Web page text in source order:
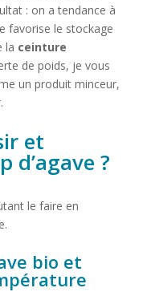
: on a tendance à
favorise le stockage
la ceinture
de poids, je vous
un produit minceur,
et
d’agave ?
le faire en
bio et